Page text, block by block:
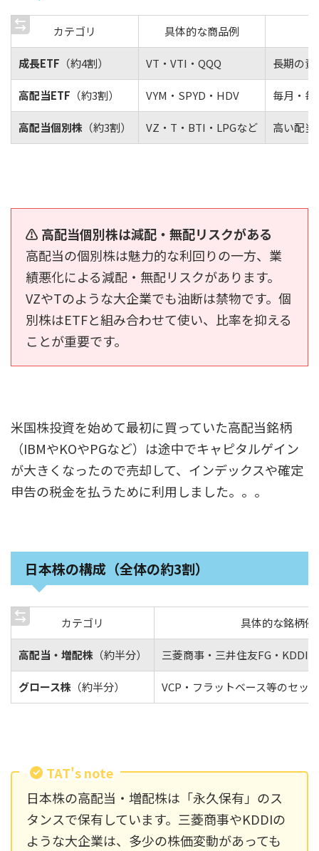
カテゴリ 具体的な商品例
成長ETF （約4割） VT・VTI・QQQ 長期の
高配当ETF （約3割） VYM・SPYD・HDV 毎月・
高配当個別株 （約3割） VZ・T・BTI・LPGなど 高い配
⚠ 高配当個別株は減配・無配リスクがある
高配当の個別株は魅力的な利回りの一方、業
績悪化による減配・無配リスクがあります。
VZやTのような大企業でも油断は禁物です。個
別株はETFと組み合わせて使い、比率を抑える
ことが重要です。
米国株投資を始めて最初に買っていた高配当銘柄
（IBMやKOやPGなど）は途中でキャピタルゲイン
が大きくなったので売却して、インデックスや確定
申告の税金を払うために利用しました。。。
日本株の構成（全体の約3割）
カテゴリ 具体的な銘柄例
高配当・増配株 （約半分） 三菱商事・三井住友FG・KDDI
グロース株 （約半分） VCP・フラットベース等のセッ
TAT's note
日本株の高配当・増配株は「永久保有」のス
タンスで保有しています。三菱商事やKDDIの
ような大企業は、多少の株価変動があっても